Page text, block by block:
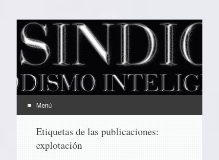
EL SINDICAL
Periodismo Inteligente
Menú
contenido
Etiquetas de las publicaciones:
explotación